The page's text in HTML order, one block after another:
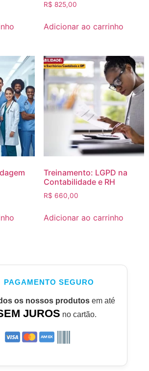
R$ 825,00
Adicionar ao carrinho
Treinamento: LGPD na
Contabilidade e RH
R$ 660,00
Adicionar ao carrinho
PAGAMENTO SEGURO
os nossos produtosem até
JUROS no cartão.